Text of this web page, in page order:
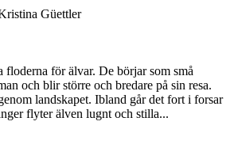
Güettler
floderna för älvar. De börjar som små
och blir större och bredare på sin resa.
landskapet. Ibland går det fort i forsar
flyter älven lugnt och stilla...